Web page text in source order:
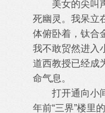
美女的尖叫声
死幽灵。我呆立
体俯卧着，钛合
我不敢贸然进入
道西教授已经成
命气息。
打开通向小间
年前“三界”楼里